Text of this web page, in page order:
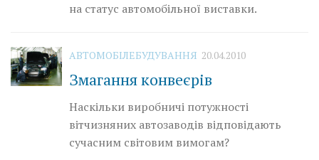
на статус автомобільної виставки.
АВТОМОБІЛЕБУДУВАННЯ 20.04.2010
Змагання конвеєрів
Наскільки виробничі потужності
вітчизняних автозаводів відповідають
сучасним світовим вимогам?